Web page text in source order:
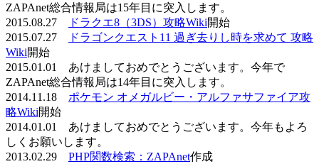
ZAPAnet総合情報局は15年目に突入します。
2015.08.27
ドラクエ8（3DS）攻略Wiki開始
2015.07.27
ドラゴンクエスト11 過ぎ去りし時を求めて 攻略
Wiki開始
2015.01.01 あけましておめでとうございます。今年で
ZAPAnet総合情報局は14年目に突入します。
2014.11.18 ポケモン オメガルビー・アルファサファイア攻
略Wiki開始
2014.01.01 あけましておめでとうございます。今年もよろ
しくお願いします。
2013.02.29 PHP関数検索：ZAPAnet作成